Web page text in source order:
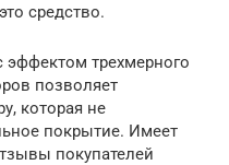
средство.
эффектом трехмерного
позволяет
которая не
покрытие. Имеет
покупателей